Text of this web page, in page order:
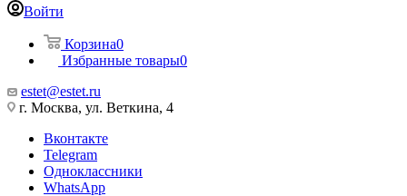
Войти
Корзина0
Избранные товары0
estet@estet.ru
г. Москва, ул. Веткина, 4
Вконтакте
Telegram
Одноклассники
WhatsApp